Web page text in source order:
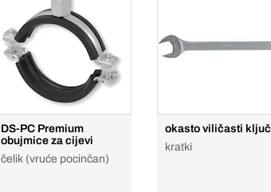
DS-PC Premium
obujmice za cijevi
čelik (vruće pocinčan)
okasto viličasti ključ
kratki